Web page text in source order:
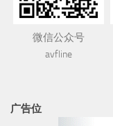
微信公众号
avfline
广告位